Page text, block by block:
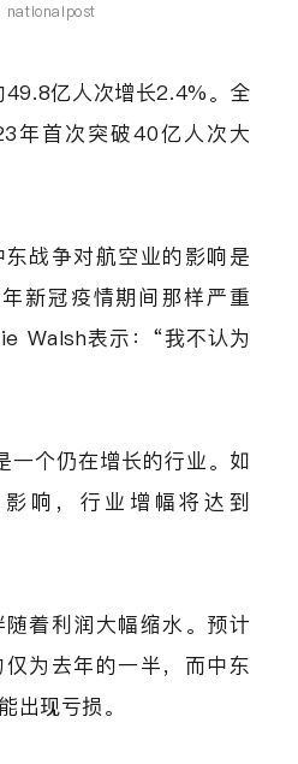
nationalpost
亿人次增长2.4%。全
年首次突破40亿人次大
战争对航空业的影响是
新冠疫情期间那样严重
Walsh表示：“我不认为
一个仍在增长的行业。如
响，行业增幅将达到
着利润大幅缩水。预计
为去年的一半，而中东
出现亏损。